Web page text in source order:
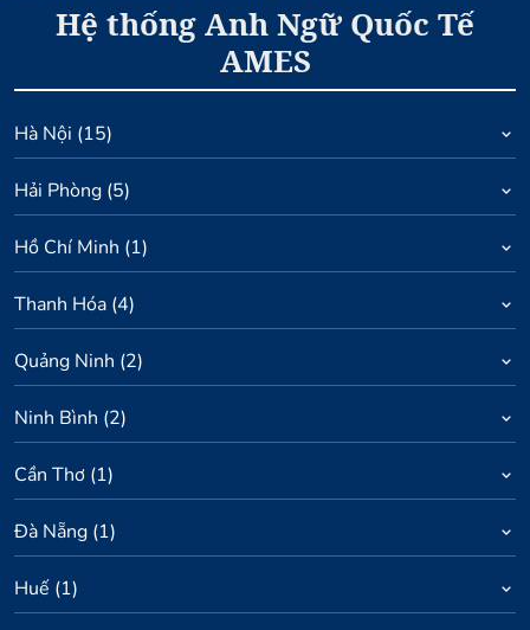
Hệ thống Anh Ngữ Quốc Tế
AMES
Hà Nội (15)
Hải Phòng (5)
Hồ Chí Minh (1)
Thanh Hóa (4)
Quảng Ninh (2)
Ninh Bình (2)
Cần Thơ (1)
Đà Nẵng (1)
Huế (1)